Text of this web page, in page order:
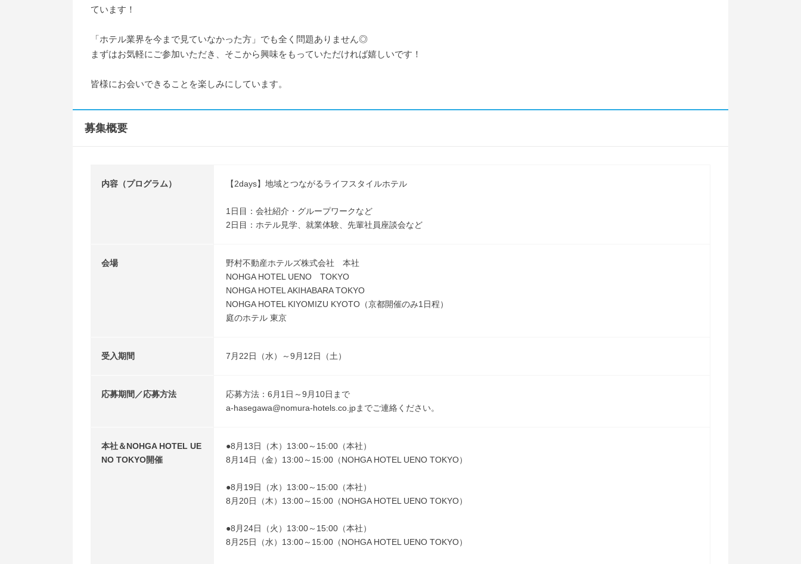
ています！
「ホテル業界を今まで見ていなかった方」でも全く問題ありません◎
まずはお気軽にご参加いただき、そこから興味をもっていただければ嬉しいです！
皆様にお会いできることを楽しみにしています。
募集概要
内容（プログラム） 【2days】地域とつながるライフスタイルホテル
1日目：会社紹介・グループワークなど
2日目：ホテル見学、就業体験、先輩社員座談会など
会場
野村不動産ホテルズ株式会社 本社
NOHGA HOTEL UENO TOKYO
NOHGA HOTEL AKIHABARA TOKYO
NOHGA HOTEL KIYOMIZU KYOTO（京都開催のみ1日程）
庭のホテル 東京
受入期間 7月22日（水）～9月12日（土）
応募期間／応募方法
応募方法：6月1日～9月10日まで
a-hasegawa@nomura-hotels.co.jpまでご連絡ください。
本社＆NOHGA HOTEL UE
NO TOKYO開催
●8月13日（木）13:00～15:00（本社）
8月14日（金）13:00～15:00（NOHGA HOTEL UENO TOKYO）
●8月19日（水）13:00～15:00（本社）
8月20日（木）13:00～15:00（NOHGA HOTEL UENO TOKYO）
●8月24日（火）13:00～15:00（本社）
8月25日（水）13:00～15:00（NOHGA HOTEL UENO TOKYO）